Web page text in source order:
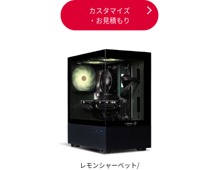
カスタマイズ
・お見積もり
レモンシャーベット/